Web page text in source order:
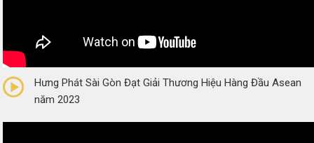
(0 Reviews)
Hưng Phát Sài Gòn Đạt Giải Thương Hiệu Hàng Đầu Asean
năm 2023